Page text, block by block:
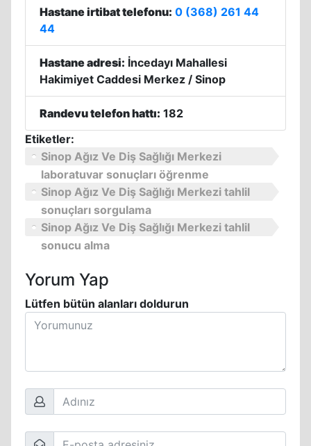
Hastane irtibat telefonu: 0 (368) 261 44
44
Hastane adresi: İncedayı Mahallesi
Hakimiyet Caddesi Merkez / Sinop
Randevu telefon hattı: 182
Etiketler:
Sinop Ağız Ve Diş Sağlığı Merkezi
laboratuvar sonuçları öğrenme
Sinop Ağız Ve Diş Sağlığı Merkezi tahlil
sonuçları sorgulama
Sinop Ağız Ve Diş Sağlığı Merkezi tahlil
sonucu alma
Yorum Yap
Lütfen bütün alanları doldurun